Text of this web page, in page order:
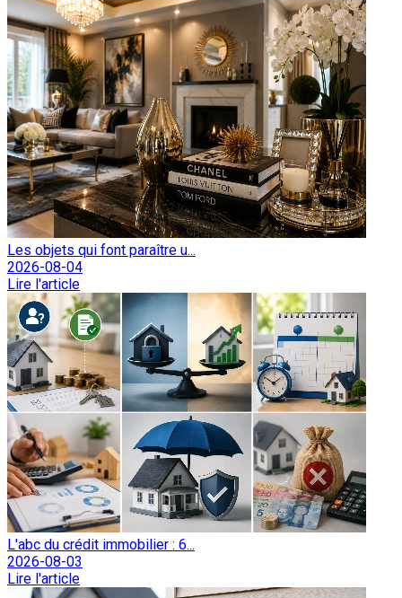
Les objets qui font paraître u...
2026-08-04
Lire l'article
L'abc du crédit immobilier : 6...
2026-08-03
Lire l'article